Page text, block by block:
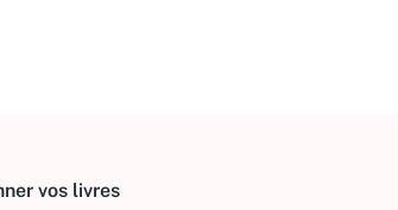
vos livres